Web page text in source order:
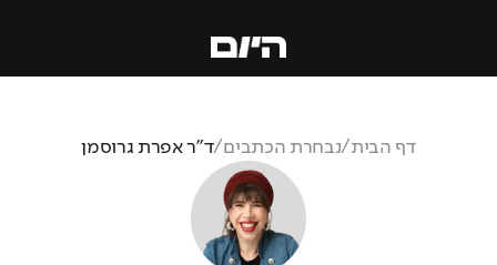
דף הבית/נבחרת הכתבים/ד"ר אפרת גרוסמן